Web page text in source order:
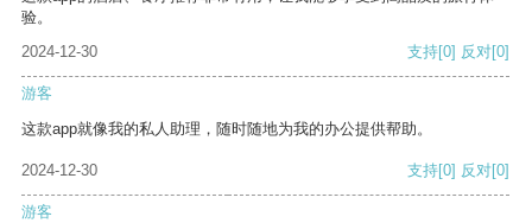
验。
2024-12-30
支持[0] 反对[0]
游客
这款app就像我的私人助理，随时随地为我的办公提供帮助。
2024-12-30 支持[0] 反对[0]
游客